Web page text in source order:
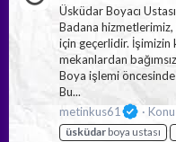
Üsküdar Boyacı
Badana
için geçerlidir. İşimizin
mekanlardan
Boya işlemi öncesinde
Bu...
metinkus61
Konu
üsküdar boya ustası